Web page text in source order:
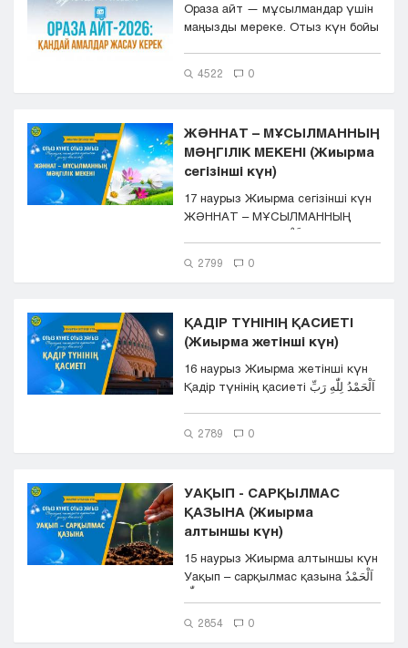
Ораза айт — мұсылмандар үшін
маңызды мереке. Отыз күн бойы
4522 0
ЖӘННАТ – МҰСЫЛМАННЫҢ
МӘҢГІЛІК МЕКЕНІ (Жиырма
сегізінші күн)
17 наурыз Жиырма сегізінші күн
ЖӘННАТ – МҰСЫЛМАННЫҢ
2799 0
ҚАДІР ТҮНІНІҢ ҚАСИЕТІ
(Жиырма жетінші күн)
16 наурыз Жиырма жетінші күн
Қадір түнінің қасиеті اَلْحَمْدُ لِلّٰهِ رَبِّ
2789 0
УАҚЫП - САРҚЫЛМАС
ҚАЗЫНА (Жиырма
алтыншы күн)
15 наурыз Жиырма алтыншы күн
Уақып – сарқылмас қазына اَلْحَمْدُ
2854 0